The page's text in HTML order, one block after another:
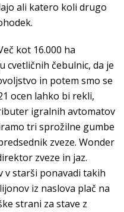
ali katero koli drugo
kot 16.000 ha
cvetličnih čebulnic, da je
in potem smo se
ocen lahko bi rekli,
igralnih avtomatov
tri sprožilne gumbe
zveze. Wonder
zveze in jaz.
starši ponavadi takih
iz naslova plač na
strani za stave z